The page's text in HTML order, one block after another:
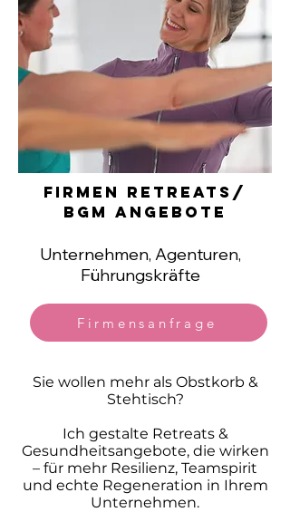
firmen retreats/
BGM Angebote
Unternehmen, Agenturen,
Führungskräfte
Firmensanfrage
Sie wollen mehr als Obstkorb &
Stehtisch?
Ich gestalte Retreats &
Gesundheitsangebote, die wirken
– für mehr Resilienz, Teamspirit
und echte Regeneration in Ihrem
Unternehmen.